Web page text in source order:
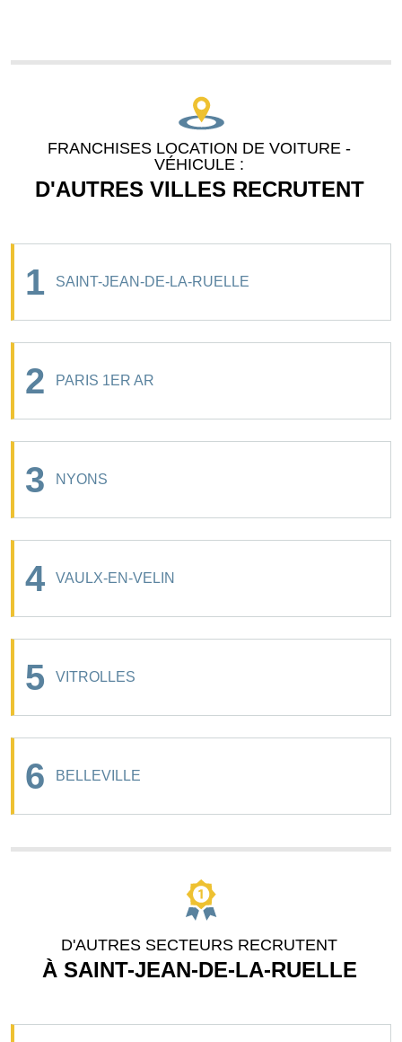
FRANCHISES LOCATION DE VOITURE -
VÉHICULE :
D'AUTRES VILLES RECRUTENT
1 SAINT-JEAN-DE-LA-RUELLE
2 PARIS 1ER AR
3 NYONS
4 VAULX-EN-VELIN
5 VITROLLES
6 BELLEVILLE
D'AUTRES SECTEURS RECRUTENT
À SAINT-JEAN-DE-LA-RUELLE